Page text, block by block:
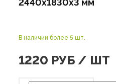
2440х1830х3 мм
В наличии более 5 шт.
1220 РУБ / ШТ